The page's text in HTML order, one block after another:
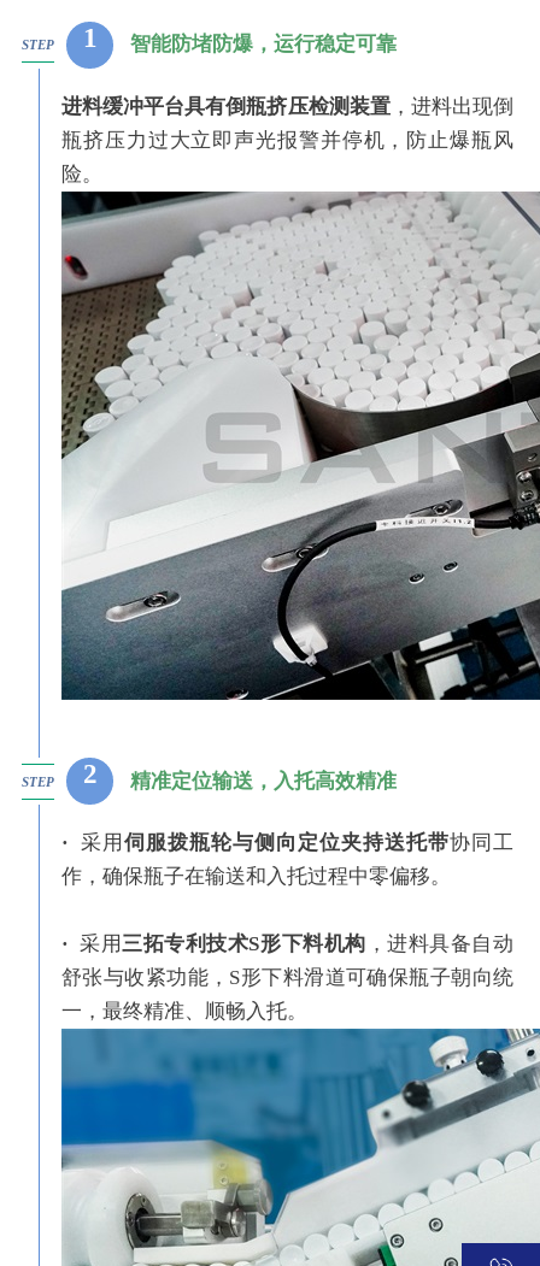
STEP 1 智能防堵防爆，运行稳定可靠
进料缓冲平台具有倒瓶挤压检测装置，进料出现倒
瓶挤压力过大立即声光报警并停机，防止爆瓶风
险。
STEP 2 精准定位输送，入托高效精准
· 采用 伺服拨瓶轮与侧向定位夹持送托带协同工
作，确保瓶子在输送和入托过程中零偏移。
·采用三拓专利技术S形下料机构 ，进料具备自动
舒张与收紧功能，S形下料滑道可确保瓶子朝向统
一，最终精准、顺畅入托。